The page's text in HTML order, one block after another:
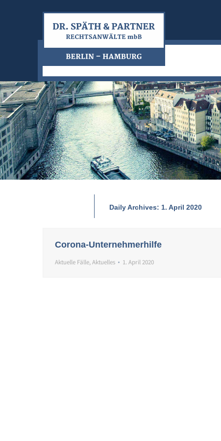
Daily Archives: 1. April 2020
Corona-Unternehmerhilfe
Aktuelle Fälle,Aktuelles 1. April 2020